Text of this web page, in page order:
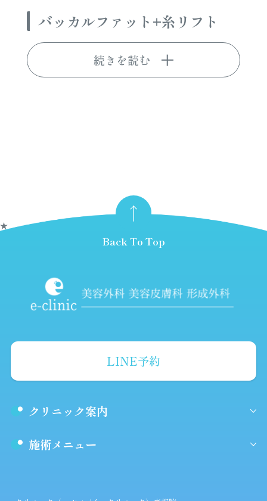
バッカルファット+糸リフト
続きを読む
★
LINE予約
クリニック案内
施術メニュー
Back To Top